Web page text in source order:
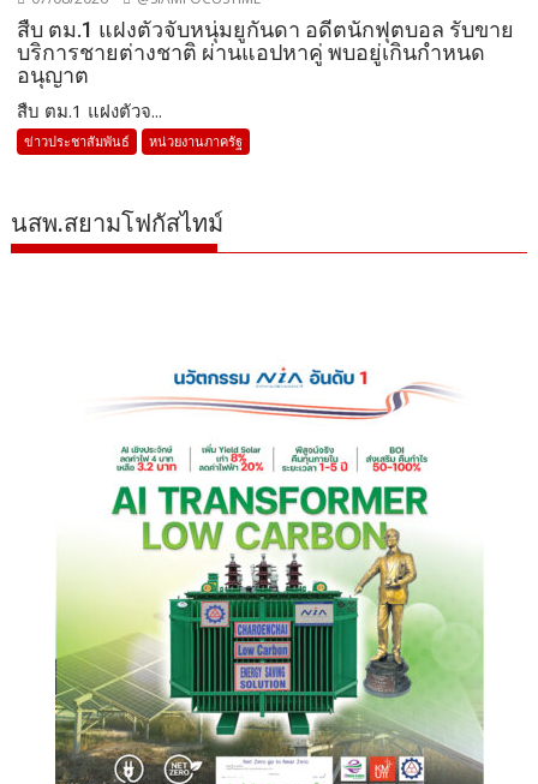
สืบ ตม.1 แฝงตัวจับหนุ่มยูกันดา อดีตนักฟุตบอล รับขาย
บริการชายต่างชาติ ผ่านแอปหาคู่ พบอยู่เกินกำหนด
อนุญาต
สืบ ตม.1 แฝงตัวจ...
ข่าวประชาสัมพันธ์ หน่วยงานภาครัฐ
นสพ.สยามโฟกัสไทม์